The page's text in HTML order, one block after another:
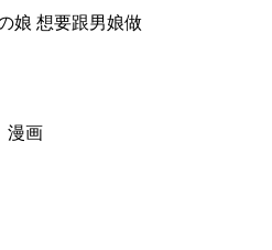
娘 想要跟男娘做
漫画